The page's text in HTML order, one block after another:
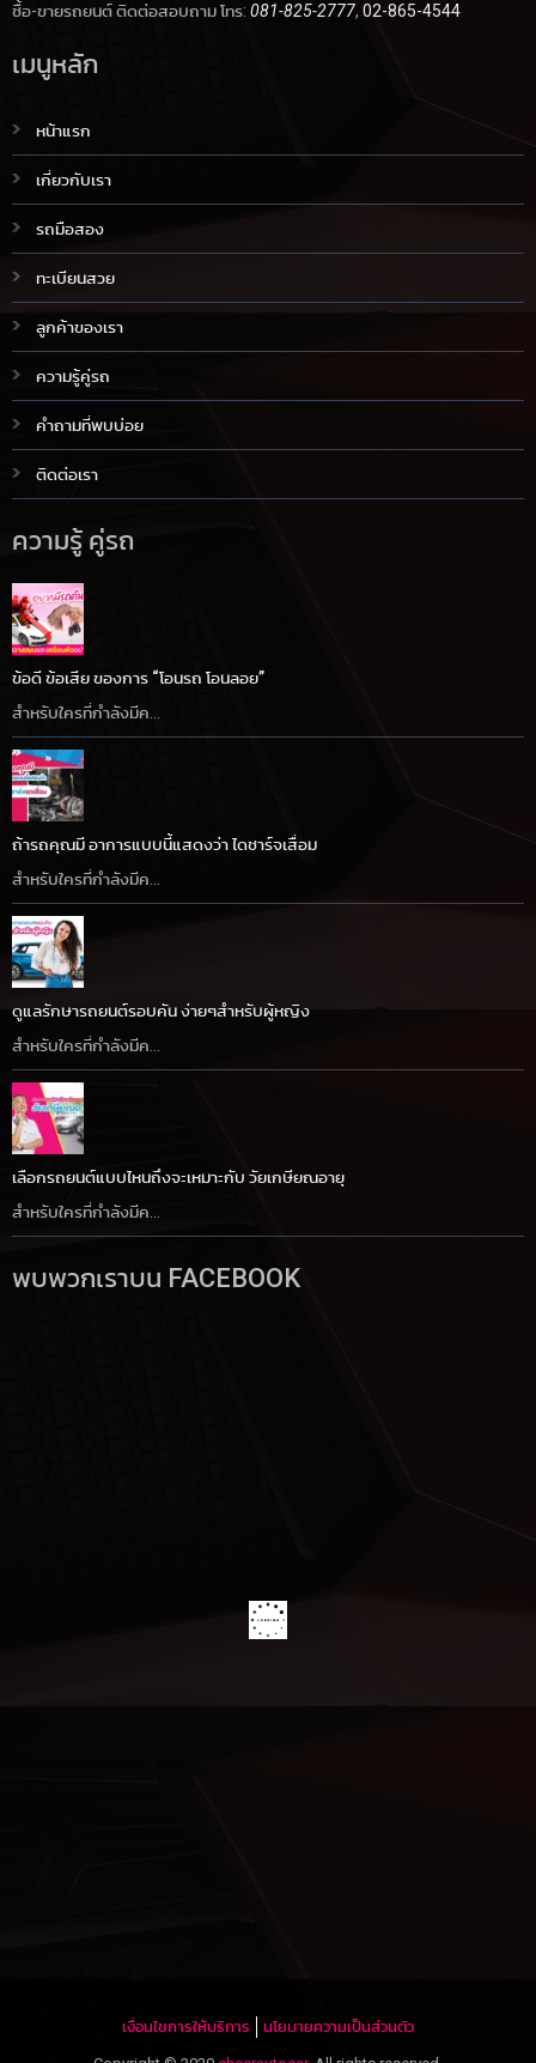
ซื้อ-ขายรถยนต์ ติดต่อสอบถาม โทร: 081-825-2777, 02-865-4544
เมนูหลัก
หน้าแรก
เกี่ยวกับเรา
รถมือสอง
ทะเบียนสวย
ลูกค้าของเรา
ความรู้คู่รถ
คำถามที่พบบ่อย
ติดต่อเรา
ความรู้ คู่รถ
ข้อดี ข้อเสีย ของการ “โอนรถ โอนลอย”
สำหรับใครที่กำลังมีค...
ถ้ารถคุณมี อาการแบบนี้แสดงว่า ไดชาร์จเสื่อม
สำหรับใครที่กำลังมีค...
ดูแลรักษารถยนต์รอบคัน ง่ายๆสำหรับผู้หญิง
สำหรับใครที่กำลังมีค...
เลือกรถยนต์แบบไหนถึงจะเหมาะกับ วัยเกษียณอายุ
สำหรับใครที่กำลังมีค...
พบพวกเราบน FACEBOOK
เงื่อนไขการให้บริการ นโยบายความเป็นส่วนตัว